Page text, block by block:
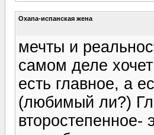
Oxana-испанская жена
мечты и
самом деле
есть главное, а
(любимый ли?)
второстепенное-